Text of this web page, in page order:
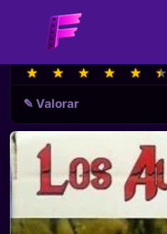
★
★ ★
★ ★
★ ★
★ ★
★ ★
★
✎ Valorar